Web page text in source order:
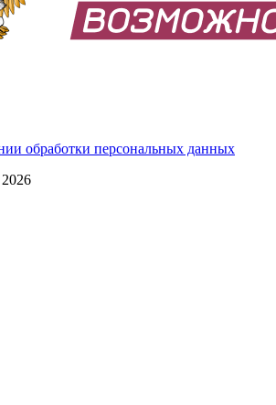
обработки персональных данных